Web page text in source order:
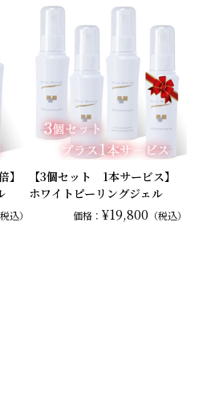
】
税込）
【3個セット 1本サービス】
ホワイトピーリングジェル
価格： ¥19,800 （税込）